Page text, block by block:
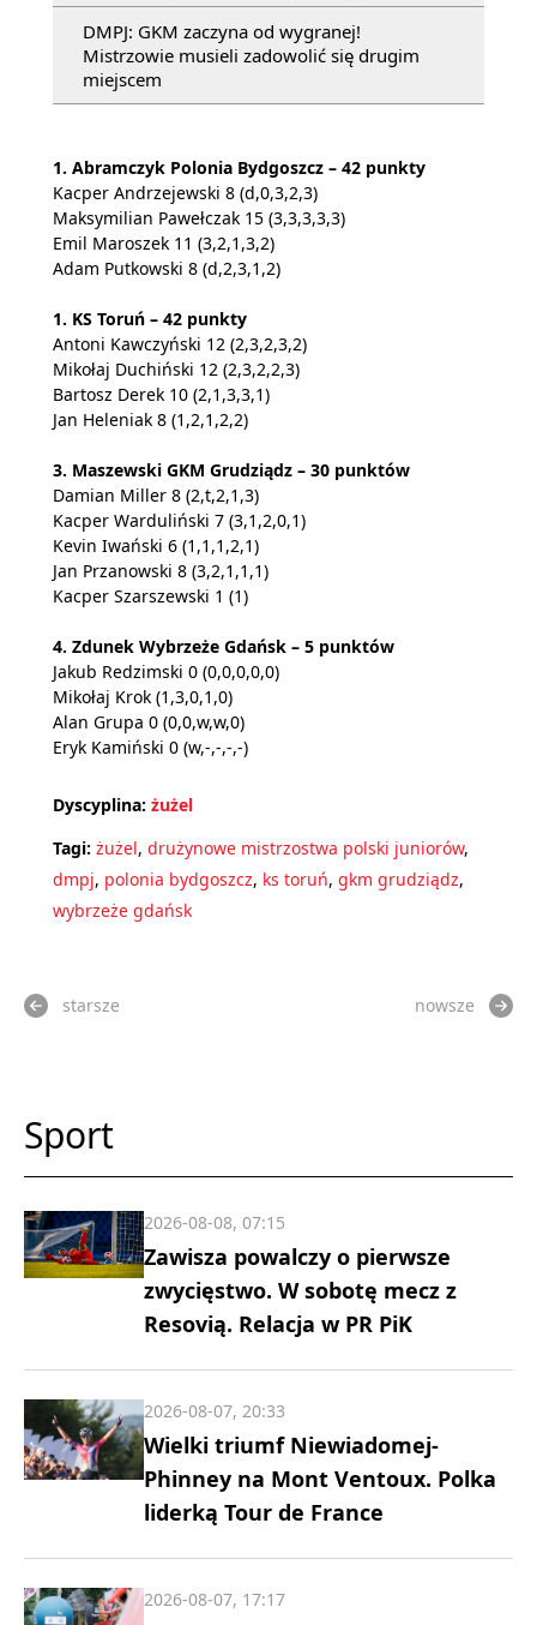
DMPJ: GKM zaczyna od wygranej!
Mistrzowie musieli zadowolić się drugim
miejscem
1. Abramczyk Polonia Bydgoszcz – 42 punkty
Kacper Andrzejewski 8 (d,0,3,2,3)
Maksymilian Pawełczak 15 (3,3,3,3,3)
Emil Maroszek 11 (3,2,1,3,2)
Adam Putkowski 8 (d,2,3,1,2)
1. KS Toruń – 42 punkty
Antoni Kawczyński 12 (2,3,2,3,2)
Mikołaj Duchiński 12 (2,3,2,2,3)
Bartosz Derek 10 (2,1,3,3,1)
Jan Heleniak 8 (1,2,1,2,2)
3. Maszewski GKM Grudziądz – 30 punktów
Damian Miller 8 (2,t,2,1,3)
Kacper Warduliński 7 (3,1,2,0,1)
Kevin Iwański 6 (1,1,1,2,1)
Jan Przanowski 8 (3,2,1,1,1)
Kacper Szarszewski 1 (1)
4. Zdunek Wybrzeże Gdańsk – 5 punktów
Jakub Redzimski 0 (0,0,0,0,0)
Mikołaj Krok (1,3,0,1,0)
Alan Grupa 0 (0,0,w,w,0)
Eryk Kamiński 0 (w,-,-,-,-)
Dyscyplina: żużel
Tagi: żużel, drużynowe mistrzostwa polski juniorów,
dmpj, polonia bydgoszcz, ks toruń, gkm grudziądz,
wybrzeże gdańsk
starsze nowsze
Sport
Zawisza powalczy o pierwsze
zwycięstwo. W sobotę mecz z
Resovią. Relacja w PR PiK
2026-08-08, 07:15
Wielki triumf Niewiadomej-
Phinney na Mont Ventoux. Polka
liderką Tour de France
2026-08-07, 20:33
2026-08-07, 17:17